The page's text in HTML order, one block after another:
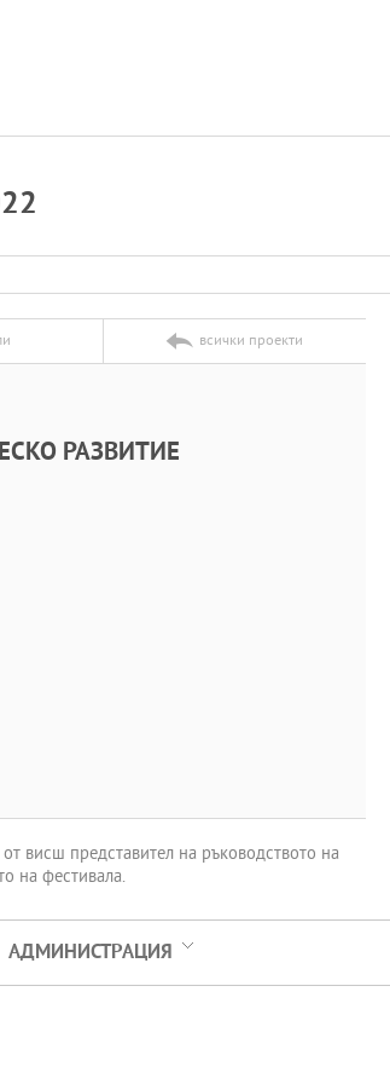
всички проекти
РАЗВИТИЕ
висш представител на ръководството на
на фестивала.
АДМИНИСТРАЦИЯ